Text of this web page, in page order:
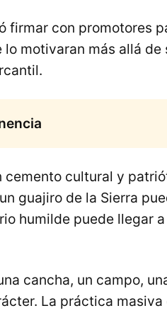
firmar con promotores
motivaran más allá
cemento cultural y
guajiro de la Sierra
humilde puede llegar
cancha, un campo,
La práctica